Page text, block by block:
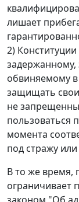
лишает
2)
задержанному,
обвиняемому
защищать
не
пользоваться
момента
под стражу
В то же время,
ограничивает